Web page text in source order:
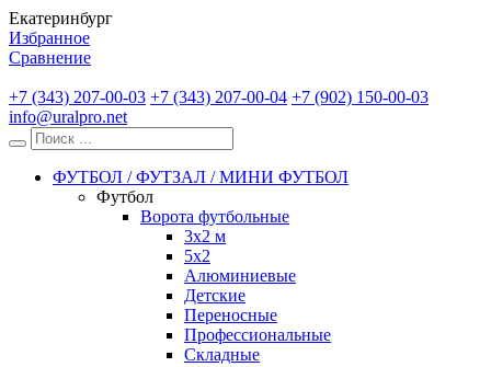
Екатеринбург
Избранное
Сравнение
+7 (343) 207-00-03 +7 (343) 207-00-04 +7 (902) 150-00-03
info@uralpro.net
ФУТБОЛ / ФУТЗАЛ / МИНИ ФУТБОЛ
Футбол
Ворота футбольные
3х2 м
5х2
Алюминиевые
Детские
Переносные
Профессиональные
Складные